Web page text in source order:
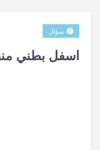
اسفل بطني
سؤال